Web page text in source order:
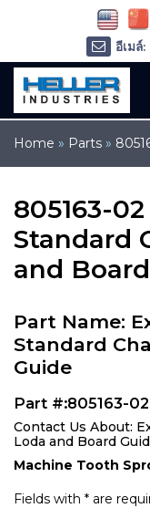
Home » Parts »
805163-
Standard
and
Part Name:
Standard
Guide
Part #:805163-02
Contact Us About:
Loda and Board
Machine Tooth
Fields with * are
อีเม
อีเมล์:
โทรศัพ